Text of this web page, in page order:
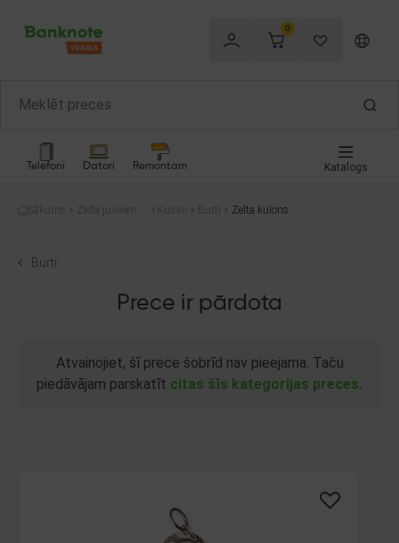
0
Telefoni Datori Remontam Katalogs
Sākums
Zelta juvelierizs
Kuloni Burti Zelta kulons
Burti
Prece ir pārdota
Atvainojiet, šī prece šobrīd nav pieejama. Taču
piedāvājam parskatīt citas šīs kategorijas preces.